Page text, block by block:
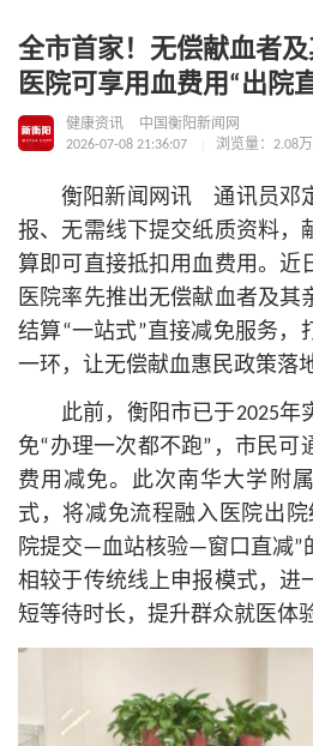
全市首家！无偿献血者
医院可享用血费用“出院
健康资讯
中国衡阳新闻网
2026-07-08 21:36:07
浏览量：2.08
衡阳新闻网讯 通讯员邓
报、无需线下提交纸质资料，
算即可直接抵扣用血费用。近
医院率先推出无偿献血者及其
结算“一站式”直接减免服务，
一环，让无偿献血惠民政策落
此前，衡阳市已于2025年
免“办理一次都不跑”，市民可
费用减免。此次南华大学附
式，将减免流程融入医院出
院提交—血站核验—窗口直减”
相较于传统线上申报模式，进
短等待时长，提升群众就医体